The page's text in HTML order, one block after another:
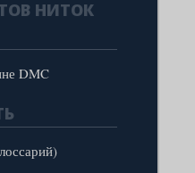
НИТОК
DMC